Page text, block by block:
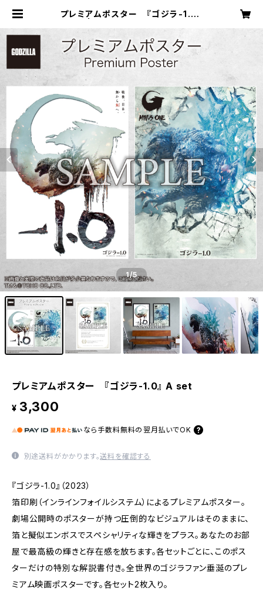
プレミアムポスター 『ゴジラ-1.0』
1/5
プレミアムポスター 『ゴジラ-1.0』 A set
¥ 3,300
なら 手数料無料の 翌月払いでOK
別途送料がかかります。送料を確認する
『ゴジラ-1.0』（2023）
箔印刷（インラインフォイルシステム）によるプレミアムポスター。
劇場公開時のポスターが持つ圧倒的なビジュアルはそのままに、
箔と擬似エンボスでスペシャリティな輝きをプラス。あなたのお部
屋で最高級の輝きと存在感を放ちます。各セットごとに、このポス
ターだけの特別な解説書付き。全世界のゴジラファン垂涎のプレ
ミアム映画ポスターです。各セット2枚入り。